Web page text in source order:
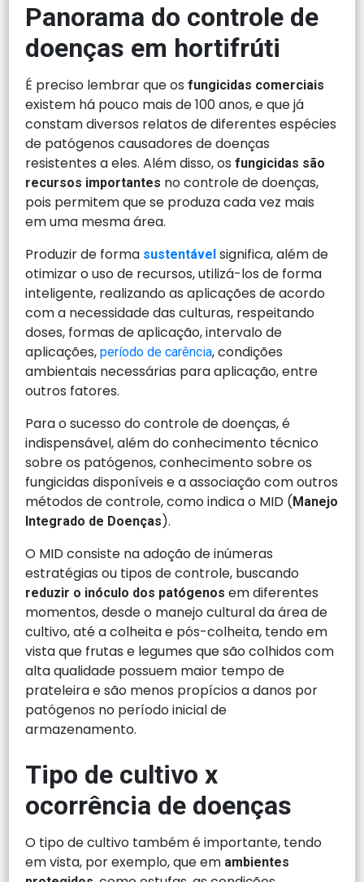
Panorama do controle de
doenças em hortifrúti
É preciso lembrar que osfungicidas comerciais
existem há pouco mais de 100 anos, e que já
constam diversos relatos de diferentes espécies
de patógenos causadores de doenças
resistentes a eles. Além disso, osfungicidas são
recursos importantes no controle de doenças,
pois permitem que se produza cada vez mais
em uma mesma área.
Produzir de forma sustentável significa, além de
otimizar o uso de recursos, utilizá-los de forma
inteligente, realizando as aplicações de acordo
com a necessidade das culturas, respeitando
doses, formas de aplicação, intervalo de
aplicações,período de carência, condições
ambientais necessárias para aplicação, entre
outros fatores.
Para o sucesso do controle de doenças, é
indispensável, além do conhecimento técnico
sobre os patógenos, conhecimento sobre os
fungicidas disponíveis e a associação com outros
métodos de controle, como indica o MID (Manejo
Integrado de Doenças).
O MID consiste na adoção de inúmeras
estratégias ou tipos de controle, buscando
reduzir o inóculo dos patógenos em diferentes
momentos, desde o manejo cultural da área de
cultivo, até a colheita e pós-colheita, tendo em
vista que frutas e legumes que são colhidos com
alta qualidade possuem maior tempo de
prateleira e são menos propícios a danos por
patógenos no período inicial de
armazenamento.
Tipo de cultivo x
ocorrência de doenças
O tipo de cultivo também é importante, tendo
em vista, por exemplo, que em ambientes